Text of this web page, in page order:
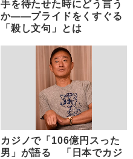
手を待たせた時にどう言う
か――プライドをくすぐる
「殺し文句」とは
カジノで「106億円スった
男」が語る 「日本でカジ